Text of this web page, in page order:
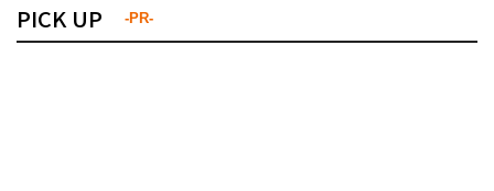
PICK UP -PR-